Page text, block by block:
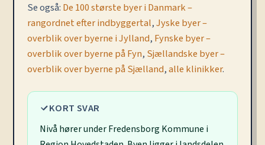
Se også: De 100 største byer i Danmark –
rangordnet efter indbyggertal,Jyske byer –
overblik over byerne i Jylland, Fynske byer –
overblik over byerne på Fyn, Sjællandske byer –
overblik over byerne på Sjælland,alle klinikker.
KORT SVAR
Nivå hører under Fredensborg Kommune i